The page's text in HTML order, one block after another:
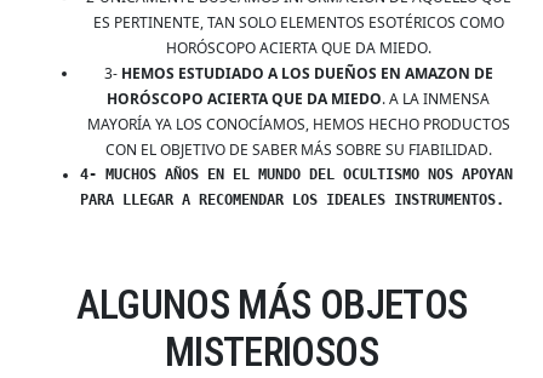
ES PERTINENTE, TAN SOLO ELEMENTOS ESOTÉRICOS COMO
HORÓSCOPO ACIERTA QUE DA MIEDO.
3- HEMOS ESTUDIADO A LOS DUEÑOS EN AMAZON DE
HORÓSCOPO ACIERTA QUE DA MIEDO. A LA INMENSA
MAYORÍA YA LOS CONOCÍAMOS, HEMOS HECHO PRODUCTOS
CON EL OBJETIVO DE SABER MÁS SOBRE SU FIABILIDAD.
4- MUCHOS AÑOS EN EL MUNDO DEL OCULTISMO NOS APOYAN
PARA LLEGAR A RECOMENDAR LOS IDEALES INSTRUMENTOS.
ALGUNOS MÁS OBJETOS
MISTERIOSOS